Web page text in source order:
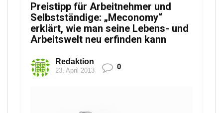
Preistipp für Arbeitnehmer und
Selbstständige: „Meconomy“
erklärt, wie man seine Lebens- und
Arbeitswelt neu erfinden kann
Redaktion
23. April 2013 0